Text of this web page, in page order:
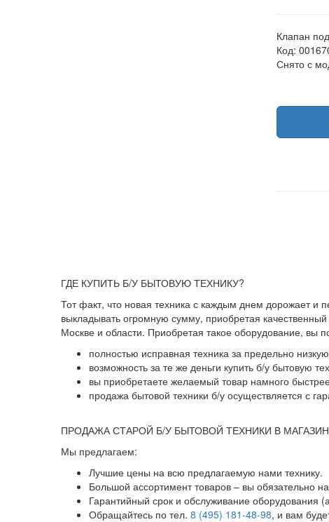
Клапан
Код:
Снято с
ГДЕ КУПИТЬ Б/У БЫТОВУЮ ТЕХНИКУ?
Тот факт, что новая техника с каждым днем дорожает и
выкладывать огромную сумму, приобретая
Москве и области. Приобретая такое оборудование, вы
полностью исправная техника за предельно
возможность за те же деньги купить б/у бытовую
вы приобретаете желаемый товар намного
продажа бытовой техники б/у осуществляется с
ПРОДАЖА СТАРОЙ Б/У БЫТОВОЙ ТЕХНИКИ В
Мы предлагаем:
Лучшие цены на всю предлагаемую нами технику.
Большой ассортимент товаров – вы обязательно
Гарантийный срок и обслуживание оборудования
Обращайтесь по тел. 8 (495) 181-48-98, и вам